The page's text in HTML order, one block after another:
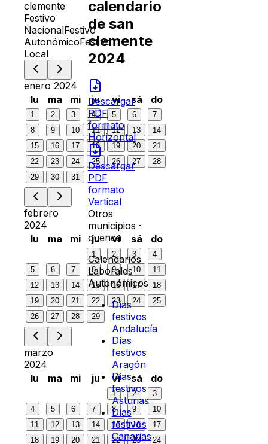
clemente
Festivo
NacionalFestivo
AutonómicoFestivo
Local
enero 2024
lu
ma mi ju vi sá do
1 2 3 4 5 6
7
8
9 10 11 12 13
14
15
16 17 18 19 20
21
22
23 24 25 26 27
28
29
30 31
febrero
2024
lu
ma mi ju vi sá do
1 2 3
4
5
6 7 8 9 10
11
12
13 14 15 16 17
18
19
20 21 22 23 24
25
26
27 28 29
marzo
2024
lu
ma mi ju vi sá do
1 2
3
4
5 6 7 8 9
10
11
12 13 14 15 16
17
18
19 20 21 22 23
24
calendario
de san
clemente
2024
Descargar
PDF
formato
Horizontal
Descargar
PDF
formato
Vertical
Otros
municipios ·
cuenca
Calendarios
Laborales
Autonómicos
Días
festivos
Andalucía
Días
festivos
Aragón
Días
festivos
Asturias
Días
festivos
Canarias